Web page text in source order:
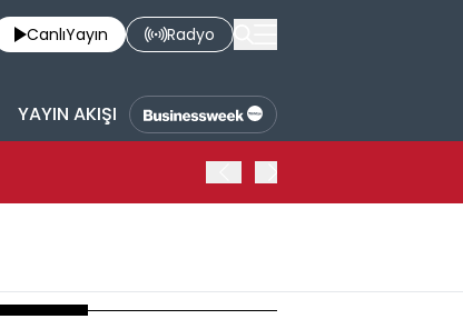
CanlıYayın Radyo
YAYIN AKIŞI